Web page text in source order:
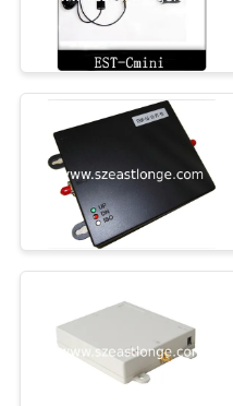
CHÚNG
TÔI
TỨC
CÁC
TRƯỜNG
HỢP